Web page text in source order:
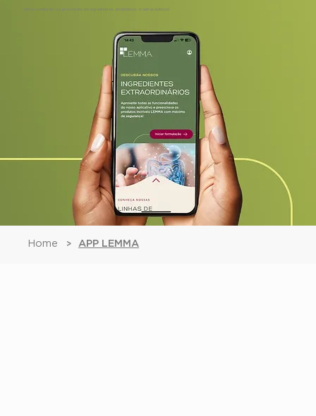
Home > APP LEMMA
Uma revolução na prescrição de ingredientes probióticos e nutracêuticos!